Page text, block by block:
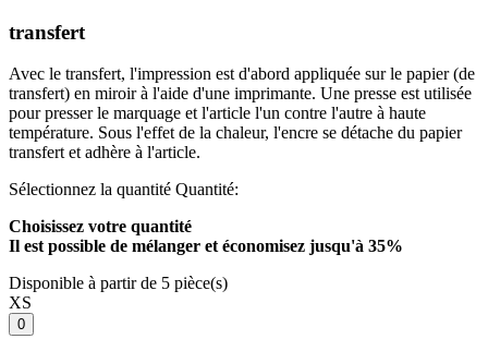
transfert
Avec le transfert, l'impression est d'abord appliquée sur le papier (de
transfert) en miroir à l'aide d'une imprimante. Une presse est utilisée
pour presser le marquage et l'article l'un contre l'autre à haute
température. Sous l'effet de la chaleur, l'encre se détache du papier
transfert et adhère à l'article.
Sélectionnez la quantité Quantité:
Choisissez votre quantité
Il est possible de mélanger et économisez jusqu'à 35%
Disponible à partir de 5 pièce(s)
XS
0